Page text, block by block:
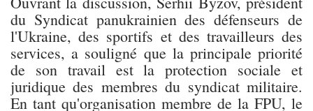
du Syndicat panukrainien des défenseurs de
l'Ukraine, des sportifs et des travailleurs des
services, a souligné que la principale priorité
de son travail est la protection sociale et
juridique des membres du syndicat militaire.
En tant qu'organisation membre de la FPU, le